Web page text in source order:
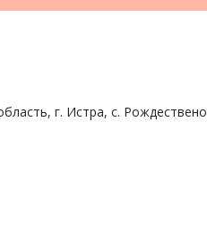
г. Истра, с. Рождествено